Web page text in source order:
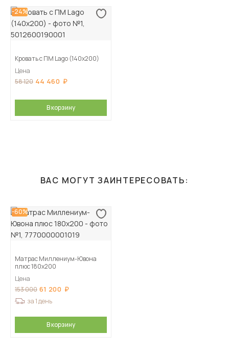
-24%
Кровать с ПМ Lago (140х200)
Цена
58 120 44 460
В корзину
ВАС МОГУТ ЗАИНТЕРЕСОВАТЬ:
-60%
Матрас Миллениум-Ювона
плюс 180х200
Цена
153 000 61 200
за 1 день
В корзину